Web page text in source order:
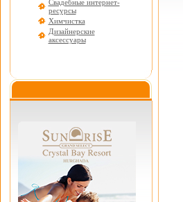
Свадебные интернет-
ресурсы
Химчистка
Дизайнерские
аксессуары